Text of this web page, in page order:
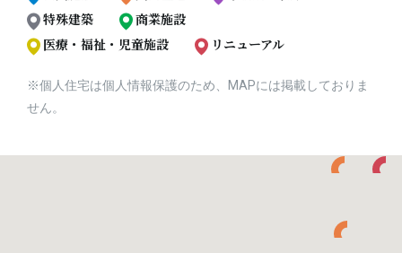
特殊建築
商業施設
医療・福祉・児童施設
リニューアル
※個人住宅は個人情報保護のため、MAPには掲載しておりま
せん。